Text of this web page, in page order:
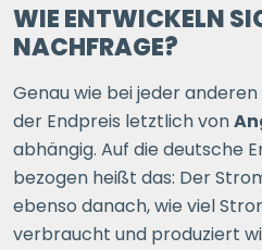
WIE ENTWICKELN
NACHFRAGE?
Genau wie bei jeder
der Endpreis letztlich von
abhängig. Auf die deutsche
bezogen heißt das: Der
ebenso danach, wie viel
verbraucht und produziert